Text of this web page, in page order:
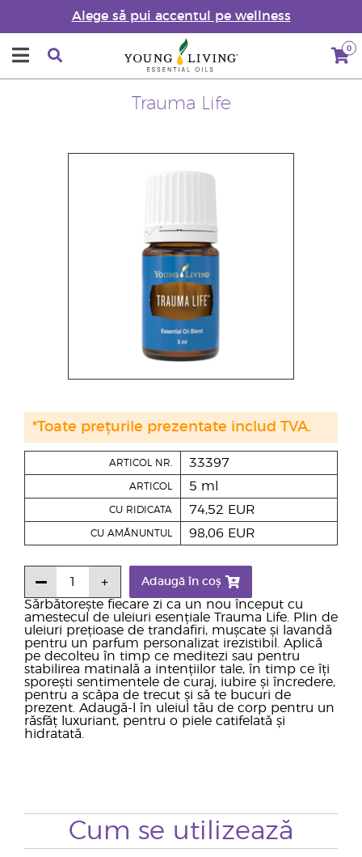
Alege să pui accentul pe wellness
0
Trauma Life
Sărbătorește fiecare zi ca un nou început cu
amestecul de uleiuri esențiale Trauma Life. Plin de
uleiuri prețioase de trandafiri, mușcate și lavandă
pentru un parfum personalizat irezistibil. Aplică
pe decolteu în timp ce meditezi sau pentru
stabilirea matinală a intențiilor tale, în timp ce îți
sporești sentimentele de curaj, iubire și încredere,
pentru a scăpa de trecut și să te bucuri de
prezent. Adaugă-l în uleiul tău de corp pentru un
răsfăț luxuriant, pentru o piele catifelată și
hidratată.
ARTICOL NR. 33397
ARTICOL 5 ml
CU RIDICATA 74,52 EUR
CU AMĂNUNTUL 98,06 EUR
Adaugă în coș
*Toate prețurile prezentate includ TVA.
Cum se utilizează